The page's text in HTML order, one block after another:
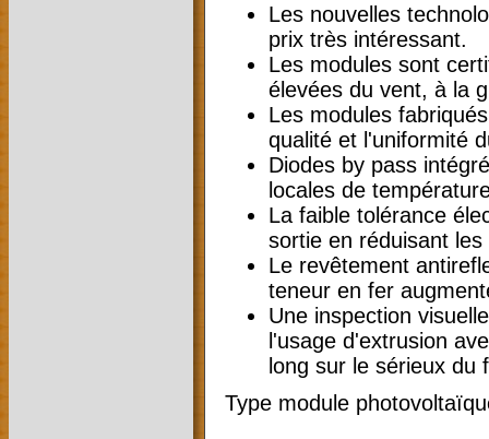
Les nouvelles
prix très intéressant.
Les modules sont
élevées du vent, à la
Les modules
qualité et l'uniformité
Diodes by pass
locales de
La faible tolérance
sortie en réduisant
Le revêtement
teneur en fer
Une inspection
l'usage d'extrusion
long sur le sérieux du
Type module